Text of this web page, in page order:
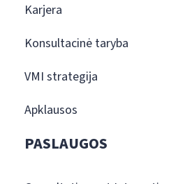
Karjera
Konsultacinė taryba
VMI strategija
Apklausos
PASLAUGOS